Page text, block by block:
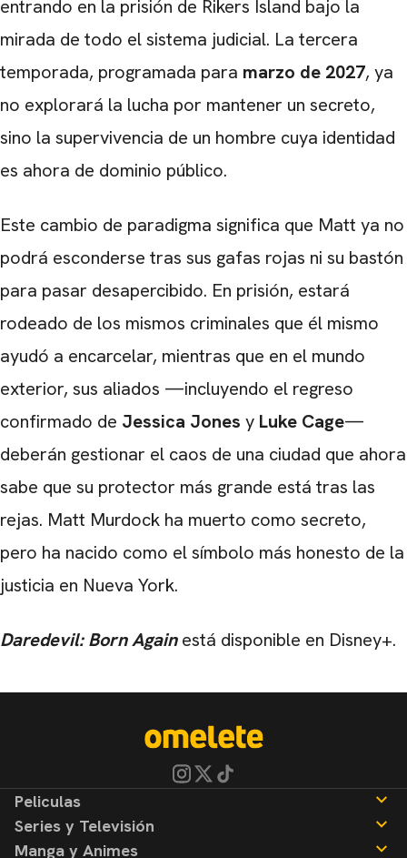
entrando en la prisión de Rikers Island bajo la
mirada de todo el sistema judicial. La tercera
temporada, programada para marzo de 2027, ya
no explorará la lucha por mantener un secreto,
sino la supervivencia de un hombre cuya identidad
es ahora de dominio público.
Este cambio de paradigma significa que Matt ya no
podrá esconderse tras sus gafas rojas ni su bastón
para pasar desapercibido. En prisión, estará
rodeado de los mismos criminales que él mismo
ayudó a encarcelar, mientras que en el mundo
exterior, sus aliados —incluyendo el regreso
confirmado de Jessica Jones y Luke Cage—
deberán gestionar el caos de una ciudad que ahora
sabe que su protector más grande está tras las
rejas. Matt Murdock ha muerto como secreto,
pero ha nacido como el símbolo más honesto de la
justicia en Nueva York.
Daredevil: Born Againestá disponible en Disney+.
Peliculas
Noticias
Series y Televisión
Manga y Animes